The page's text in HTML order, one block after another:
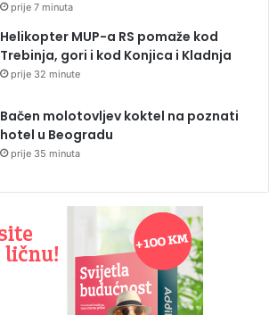
prije 7 minuta
Helikopter MUP-a RS pomaže kod
Trebinja, gori i kod Konjica i Kladnja
prije 32 minute
Bačen molotovljev koktel na poznati
hotel u Beogradu
prije 35 minuta